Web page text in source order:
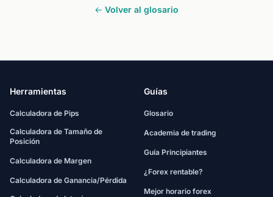
← Volver al glosario
Herramientas
Calculadora de Pips
Calculadora de Tamaño de
Posición
Calculadora de Margen
Calculadora de Ganancia/Pérdida
Guías
Glosario
Academia de trading
Guía Principiantes
¿Forex rentable?
Mejor horario forex